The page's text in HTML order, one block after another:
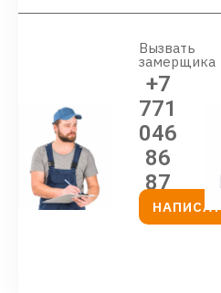
Вызвать
замерщика
+7
771
046
86
87